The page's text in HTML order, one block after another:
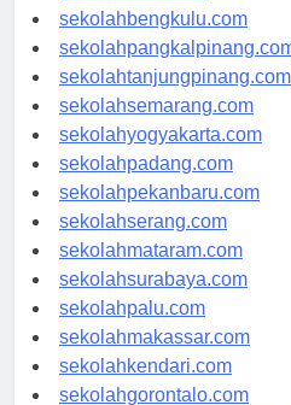
sekolahaceh.com
sekolahbengkulu.com
sekolahpangkalpinang.com
sekolahtanjungpinang.com
sekolahsemarang.com
sekolahyogyakarta.com
sekolahpadang.com
sekolahpekanbaru.com
sekolahserang.com
sekolahmataram.com
sekolahsurabaya.com
sekolahpalu.com
sekolahmakassar.com
sekolahkendari.com